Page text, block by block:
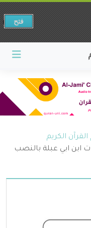
الكريم
ابن ابي عبلة بالنصب
فتح